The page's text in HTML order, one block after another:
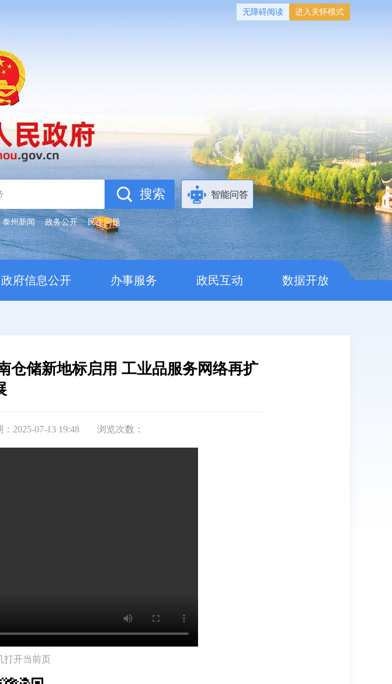
无障碍阅读 进入关怀模式
智能问答
泰州新闻 政务公开 民生问题
政府信息公开 办事服务 政民互动 数据开放
仓储新地标启用 工业品服务网络再扩
2025-07-13 19:48 浏览次数：
打开当前页